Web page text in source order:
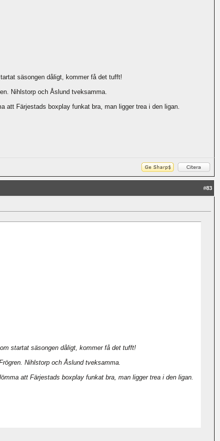
säsongen dåligt, kommer få det tufft!
Nihlstorp och Åslund tveksamma.
att Färjestads boxplay funkat bra, man ligger trea i den ligan.
#83
startat säsongen dåligt, kommer få det tufft!
Nihlstorp och Åslund tveksamma.
att Färjestads boxplay funkat bra, man ligger trea i den ligan.